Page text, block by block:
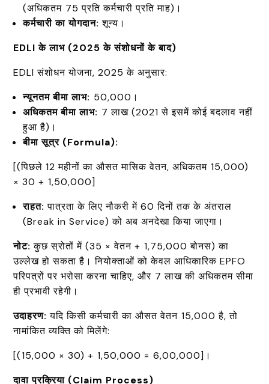
(अधिकतम ₹75 प्रति कर्मचारी प्रति माह)।
कर्मचारी का योगदान: शून्य।
EDLIके लाभ (2025के संशोधनों के बाद)
EDLI संशोधन योजना, 2025 के अनुसार:
न्यूनतम बीमा लाभ: ₹50,000।
अधिकतम बीमा लाभ: ₹7 लाख (2021 से इसमें कोई बदलाव नहीं
हुआ है)।
बीमा सूत्र (Formula):
[(पिछले 12 महीनों का औसत मासिक वेतन, अधिकतम ₹15,000)
× 30 + ₹1,50,000]
राहत: पात्रता के लिए नौकरी में 60 दिनों तक के अंतराल
(Break in Service) को अब अनदेखा किया जाएगा।
नोट: कुछ स्रोतों में (35 × वेतन + ₹1,75,000 बोनस) का
उल्लेख हो सकता है। नियोक्ताओं को केवल आधिकारिक EPFO
परिपत्रों पर भरोसा करना चाहिए, और ₹7 लाख की अधिकतम सीमा
ही प्रभावी रहेगी।
उदाहरण: यदि किसी कर्मचारी का औसत वेतन ₹15,000 है, तो
नामांकित व्यक्ति को मिलेंगे:
[(₹15,000 × 30) + ₹1,50,000 = ₹6,00,000]।
दावा प्रक्रिया (Claim Process)